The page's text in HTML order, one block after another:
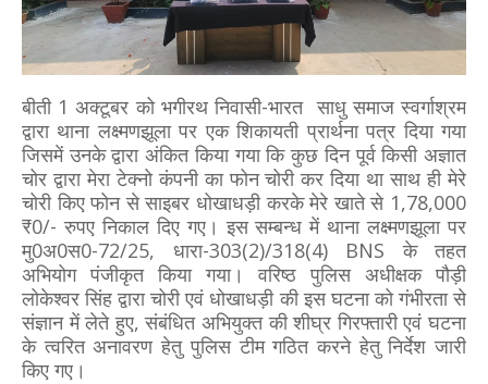
बीती 1 अक्टूबर को भगीरथ निवासी-भारत साधु समाज स्वर्गाश्रम
द्वारा थाना लक्ष्मणझूला पर एक शिकायती प्रार्थना पत्र दिया गया
जिसमें उनके द्वारा अंकित किया गया कि कुछ दिन पूर्व किसी अज्ञात
चोर द्वारा मेरा टेक्नो कंपनी का फोन चोरी कर दिया था साथ ही मेरे
चोरी किए फोन से साइबर धोखाधड़ी करके मेरे खाते से 1,78,000
₹0/- रुपए निकाल दिए गए। इस सम्बन्ध में थाना लक्ष्मणझूला पर
मु0अ0स0-72/25, धारा-303(2)/318(4) BNS के तहत
अभियोग पंजीकृत किया गया। वरिष्ठ पुलिस अधीक्षक पौड़ी
लोकेश्वर सिंह द्वारा चोरी एवं धोखाधड़ी की इस घटना को गंभीरता से
संज्ञान में लेते हुए, संबंधित अभियुक्त की शीघ्र गिरफ्तारी एवं घटना
के त्वरित अनावरण हेतु पुलिस टीम गठित करने हेतु निर्देश जारी
किए गए।